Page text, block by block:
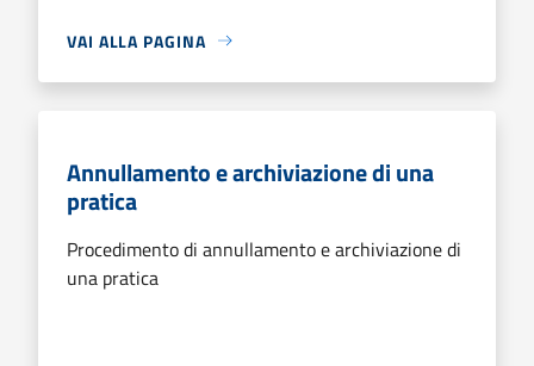
VAI ALLA PAGINA
Annullamento e archiviazione di una
pratica
Procedimento di annullamento e archiviazione di
una pratica